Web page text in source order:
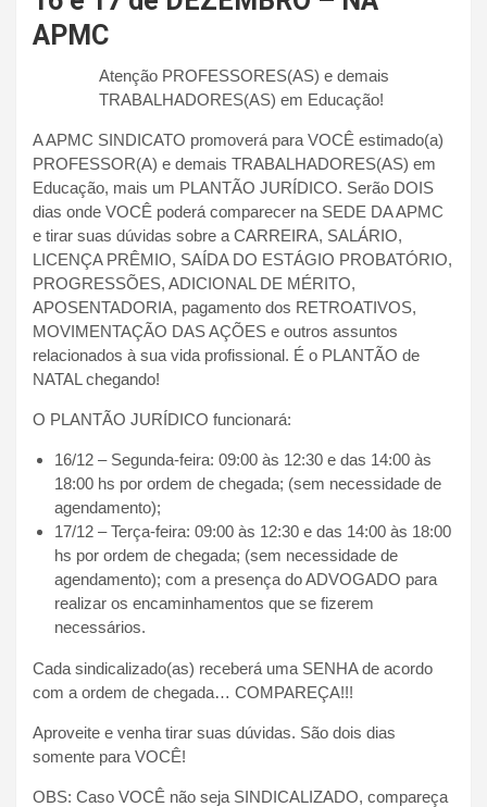
APMC
Atenção PROFESSORES(AS) e demais
TRABALHADORES(AS) em Educação!
A APMC SINDICATO promoverá para VOCÊ estimado(a)
PROFESSOR(A) e demais TRABALHADORES(AS) em
Educação, mais um PLANTÃO JURÍDICO. Serão DOIS
dias onde VOCÊ poderá comparecer na SEDE DA APMC
e tirar suas dúvidas sobre a CARREIRA, SALÁRIO,
LICENÇA PRÊMIO, SAÍDA DO ESTÁGIO PROBATÓRIO,
PROGRESSÕES, ADICIONAL DE MÉRITO,
APOSENTADORIA, pagamento dos RETROATIVOS,
MOVIMENTAÇÃO DAS AÇÕES e outros assuntos
relacionados à sua vida profissional. É o PLANTÃO de
NATAL chegando!
O PLANTÃO JURÍDICO funcionará:
16/12 – Segunda-feira: 09:00 às 12:30 e das 14:00 às
18:00 hs por ordem de chegada; (sem necessidade de
agendamento);
17/12 – Terça-feira: 09:00 às 12:30 e das 14:00 às 18:00
hs por ordem de chegada; (sem necessidade de
agendamento); com a presença do ADVOGADO para
realizar os encaminhamentos que se fizerem
necessários.
Cada sindicalizado(as) receberá uma SENHA de acordo
com a ordem de chegada… COMPAREÇA!!!
Aproveite e venha tirar suas dúvidas. São dois dias
somente para VOCÊ!
OBS: Caso VOCÊ não seja SINDICALIZADO, compareça